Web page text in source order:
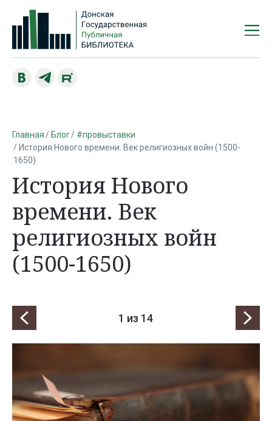
Главная Блог
#провыставки
История Нового времени. Век религиозных войн (1500-
1650)
История Нового
времени. Век
религиозных войн
(1500-1650)
1 из 14